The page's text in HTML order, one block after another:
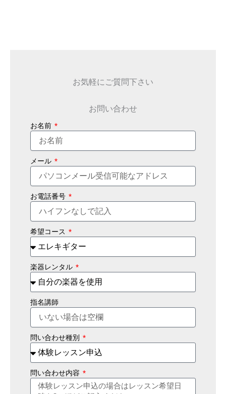
お気軽にご質問下さい
お問い合わせ
お名前
メール
お電話番号
希望コース
楽器レンタル
指名講師
問い合わせ種別
問い合わせ内容